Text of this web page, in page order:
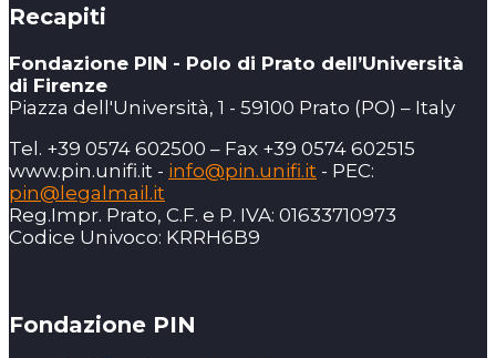
Recapiti
Fondazione PIN - Polo di Prato dell’Università
di Firenze
Piazza dell'Università, 1 - 59100 Prato (PO) – Italy
Tel. +39 0574 602500 – Fax +39 0574 602515
www.pin.unifi.it - info@pin.unifi.it - PEC:
pin@legalmail.it
Reg.Impr. Prato, C.F. e P. IVA: 01633710973
Codice Univoco: KRRH6B9
Fondazione PIN